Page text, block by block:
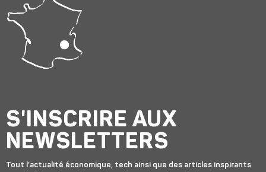
S'INSCRIRE AUX
NEWSLETTERS
Tout l’actualité économique, tech ainsi que des articles inspirants